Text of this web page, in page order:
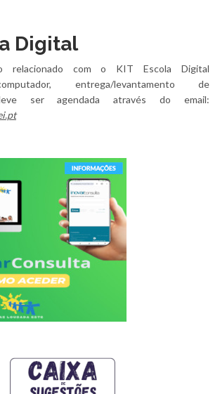
Digital
relacionado com o KIT Escola Digital
entrega/levantamento de
ser agendada através do email: